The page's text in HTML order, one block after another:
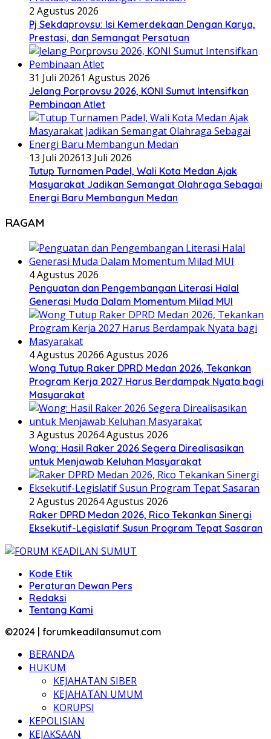
2 Agustus 2026
Pj Sekdaprovsu: Isi Kemerdekaan Dengan Karya,
Prestasi, dan Semangat Persatuan
31 Juli 20261 Agustus 2026
Jelang Porprovsu 2026, KONI Sumut Intensifkan
Pembinaan Atlet
13 Juli 202613 Juli 2026
Tutup Turnamen Padel, Wali Kota Medan Ajak
Masyarakat Jadikan Semangat Olahraga Sebagai
Energi Baru Membangun Medan
RAGAM
4 Agustus 2026
Penguatan dan Pengembangan Literasi Halal
Generasi Muda Dalam Momentum Milad MUI
4 Agustus 20266 Agustus 2026
Wong Tutup Raker DPRD Medan 2026, Tekankan
Program Kerja 2027 Harus Berdampak Nyata bagi
Masyarakat
3 Agustus 20264 Agustus 2026
Wong: Hasil Raker 2026 Segera Direalisasikan
untuk Menjawab Keluhan Masyarakat
2 Agustus 20264 Agustus 2026
Raker DPRD Medan 2026, Rico Tekankan Sinergi
Eksekutif-Legislatif Susun Program Tepat Sasaran
Kode Etik
Peraturan Dewan Pers
Redaksi
Tentang Kami
©2024 | forumkeadilansumut.com
BERANDA
HUKUM
KEJAHATAN SIBER
KEJAHATAN UMUM
KORUPSI
KEPOLISIAN
KEJAKSAAN